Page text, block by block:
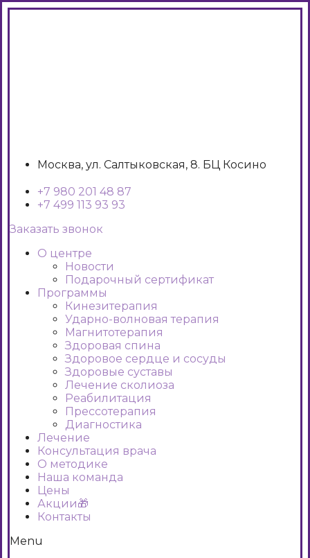
Москва, ул. Салтыковская, 8. БЦ Косино
+7 980 201 48 87
+7 499 113 93 93
Заказать звонок
О центре
Новости
Подарочный сертификат
Программы
Кинезитерапия
Ударно-волновая терапия
Магнитотерапия
Здоровая спина
Здоровое сердце и сосуды
Здоровые суставы
Лечение сколиоза
Реабилитация
Прессотерапия
Диагностика
Лечение
Консультация врача
О методике
Наша команда
Цены
Акции🎁
Контакты
Menu